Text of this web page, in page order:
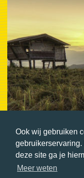
Ook wij gebruiken
deze site ga je
Meer weten
17-daagse
Verken de
Sluit je